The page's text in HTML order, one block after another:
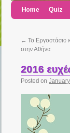
Home Quiz
← Το Εργοστάσιο
στην Αθήνα
2016
Posted on